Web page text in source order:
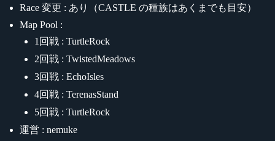
Race 変更 : あり（CASTLE の種族はあくまでも目安）
Map Pool :
1回戦 : TurtleRock
2回戦 : TwistedMeadows
3回戦 : EchoIsles
4回戦 : TerenasStand
5回戦 : TurtleRock
運営 : nemuke